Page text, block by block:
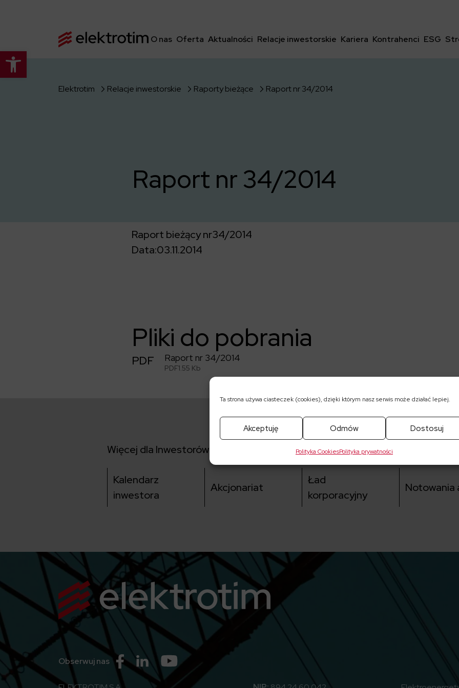
Otwórz pasek narzędzi
Ta strona używa ciasteczek (cookies), dzięki którym nasz serwis może działać lepiej.
Akceptuję Odmów Dostosuj
Polityka CookiesPolityka prywatności
O nas Oferta Aktualności Relacje inwestorskie Kariera Kontrahenci ESG
Elektrotim Relacje inwestorskie Raporty bieżące Raport nr 34/2014
Raport nr 34/2014
Raport bieżący nr34/2014
Data:03.11.2014
Pliki do pobrania
PDF Raport nr 34/2014
PDF1.55 Kb
Więcej dla Inwestorów:
Kalendarz
inwestora
Akcjonariat
Ład
korporacyjny
Notowania
Obserwuj nas Przejdź do Facebook
Przejdź do LinkedinPrzejdź do Youtube